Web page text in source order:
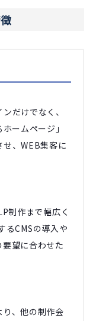
だけでなく、
ームページ」
、WEB集客に
制作まで幅広く
るCMSの導入や
望に合わせた
、他の制作会